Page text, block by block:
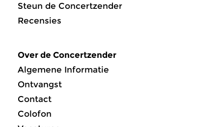
Steun de Concertzender
Recensies
Over de Concertzender
Algemene Informatie
Ontvangst
Contact
Colofon